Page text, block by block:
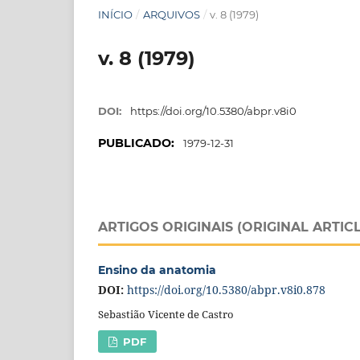
INÍCIO / ARQUIVOS / v. 8 (1979)
v. 8 (1979)
DOI: https://doi.org/10.5380/abpr.v8i0
PUBLICADO: 1979-12-31
ARTIGOS ORIGINAIS (ORIGINAL
Ensino da anatomia
DOI: https://doi.org/10.5380/abpr.v8i0.878
Sebastião Vicente de Castro
PDF